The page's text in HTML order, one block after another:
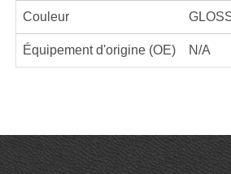
Couleur
Équipement d'origine (OE) N/A